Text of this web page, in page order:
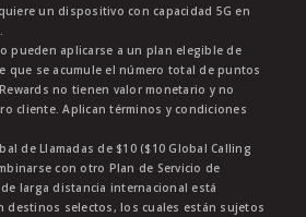
un dispositivo con capacidad 5G en
pueden aplicarse a un plan elegible de
que se acumule el número total de puntos
no tienen valor monetario y no
cliente. Aplican términos y condiciones
de Llamadas de $10 ($10 Global Calling
con otro Plan de Servicio de
larga distancia internacional está
destinos selectos, los cuales están sujetos